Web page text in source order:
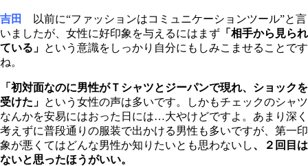
吉田
以前に“ファッションはコミュニケーションツール”と言
いましたが、女性に好印象を与えるにはまず 「相手から見られ
ている」 という意識をしっかり自分にもしみこませることです
ね。
「初対面なのに男性がＴシャツとジーパンで現れ、ショックを
受けた」 という女性の声は多いです。しかもチェックのシャツ
なんかを安易にはおった日には…大やけどですよ。あまり深く
考えずに普段通りの服装で出かける男性も多いですが、第一印
象が悪くてはどんな男性か知りたいとも思わないし、２回目は
ないと思ったほうがいい。